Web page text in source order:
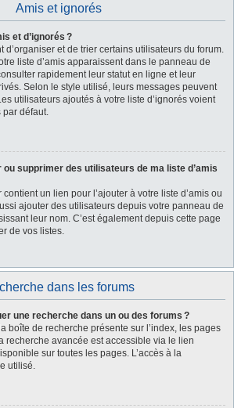
Amis et ignorés
et d’ignorés ?
d’organiser et de trier certains utilisateurs du forum.
liste d’amis apparaissent dans le panneau de
rapidement leur statut en ligne et leur
Selon le style utilisé, leurs messages peuvent
utilisateurs ajoutés à votre liste d’ignorés voient
par défaut.
supprimer des utilisateurs de ma liste d’amis
un lien pour l’ajouter à votre liste d’amis ou
ajouter des utilisateurs depuis votre panneau de
leur nom. C’est également depuis cette page
de vos listes.
dans les forums
une recherche dans un ou des forums ?
boîte de recherche présente sur l’index, les pages
recherche avancée est accessible via le lien
sur toutes les pages. L’accès à la
utilisé.